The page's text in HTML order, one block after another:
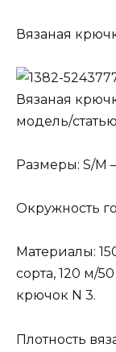
Вязаная
Вязаная
модель/
Размеры: S/M
Окружность
Материалы:
сорта, 120 м/
крючок N 3.
Плотность